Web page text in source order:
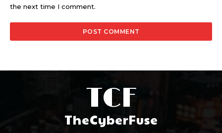
the next time I comment.
TCF
TheCyberFuse